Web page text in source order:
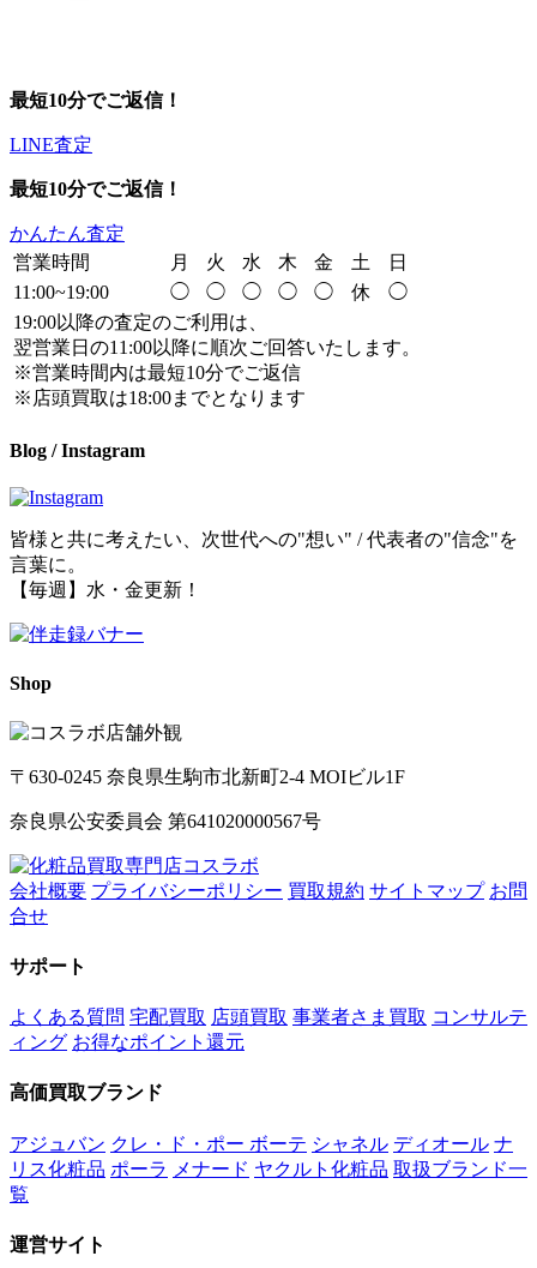
最短10分でご返信！
LINE査定
最短10分でご返信！
かんたん査定
営業時間
月 火 水 木 金 土
日
11:00~19:00
◯ ◯ ◯ ◯ ◯ 休
◯
19:00以降の査定のご利用は、
翌営業日の11:00以降に順次ご回答いたします。
※営業時間内は最短10分でご返信
※店頭買取は18:00までとなります
Blog / Instagram
皆様と共に考えたい、次世代への"想い" / 代表者の"信念"を
言葉に。
【毎週】水・金更新！
Shop
〒630-0245 奈良県生駒市北新町2-4 MOIビル1F
奈良県公安委員会 第641020000567号
会社概要 プライバシーポリシー 買取規約 サイトマップ お問
合せ
サポート
よくある質問 宅配買取 店頭買取 事業者さま買取 コンサルテ
ィング お得なポイント還元
高価買取ブランド
アジュバン クレ・ド・ポー ボーテ シャネル ディオール ナ
リス化粧品 ポーラ メナード ヤクルト化粧品 取扱ブランド一
覧
運営サイト